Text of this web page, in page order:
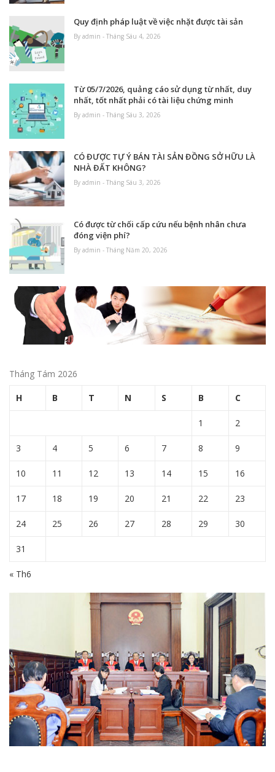
Quy định pháp luật về việc nhặt được tài sản
By admin - Tháng Sáu 4, 2026
Từ 05/7/2026, quảng cáo sử dụng từ nhất, duy
nhất, tốt nhất phải có tài liệu chứng minh
By admin - Tháng Sáu 3, 2026
CÓ ĐƯỢC TỰ Ý BÁN TÀI SẢN ĐỒNG SỞ HỮU LÀ
NHÀ ĐẤT KHÔNG?
By admin - Tháng Sáu 3, 2026
Có được từ chối cấp cứu nếu bệnh nhân chưa
đóng viện phí?
By admin - Tháng Năm 20, 2026
Tháng Tám 2026
H B T N S B C
1 2
3 4 5 6 7 8 9
10 11 12 13 14 15 16
17 18 19 20 21 22 23
24 25 26 27 28 29 30
31
« Th6